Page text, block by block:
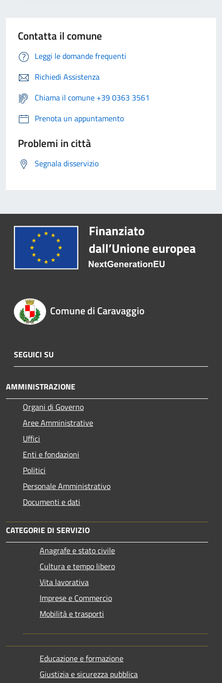
Contatta il comune
Leggi le domande frequenti
Richiedi Assistenza
Chiama il comune +39 0363 3561
Prenota un appuntamento
Problemi in città
Segnala disservizio
Comune di Caravaggio
SEGUICI SU
AMMINISTRAZIONE
Organi di Governo
Aree Amministrative
Uffici
Enti e fondazioni
Politici
Personale Amministrativo
Documenti e dati
CATEGORIE DI SERVIZIO
Anagrafe e stato civile
Cultura e tempo libero
Vita lavorativa
Imprese e Commercio
Mobilità e trasporti
Educazione e formazione
Giustizia e sicurezza pubblica